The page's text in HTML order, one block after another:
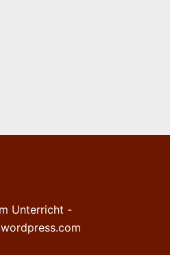
Unterricht -